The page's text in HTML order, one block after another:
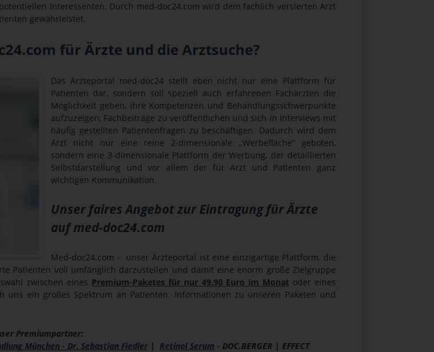
Interessenten. Durch med-doc24.com wird dem fachlich versierten Arzt
gewährleistet.
für Ärzte und die Arztsuche?
Das Ärzteportal med-doc24 stellt eben nicht nur eine Plattform für
Patienten dar, sondern soll speziell auch erfahrenen Fachärzten die
Möglichkeit geben, ihre Kompetenzen und Behandlungsschwerpunkte
aufzuzeigen, Fachbeiträge zu veröffentlichen und sich in Interviews mit
häufig gestellten Patientenfragen zu beschäftigen. Dadurch wird dem
Arzt nicht nur eine reine 2-dimensionale „Werbefläche“ geboten,
sondern eine 3-dimensionale Plattform der Werbung, der detaillierten
Selbstdarstellung und vor allem der für Arzt und Patienten ganz
wichtigen Kommunikation.
Unser faires Angebot zur Eintragung für Ärzte
auf med-doc24.com
Med-doc24.com - unser Ärzteportal ist eine einzigartige Plattform, die
Patienten voll umfänglich darzustellen und damit eine enorm große Zielgruppe
zwischen eines Premium-Paketes für nur 49.90 Euro im Monat oder eines
uns ein großes Spektrum an Patienten. Informationen zu unseren Paketen und
Premiumpartner:
München - Dr. Sebastian Fiedler| Retinol Serum - DOC.BERGER | EFFECT